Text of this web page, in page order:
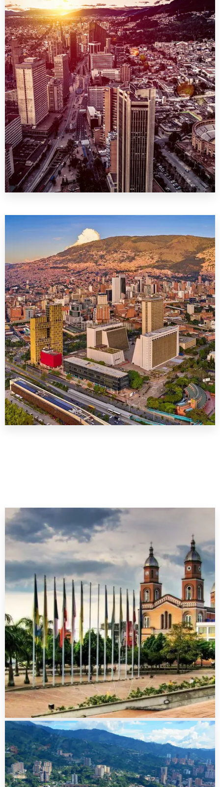
VER MÁS
Bogotá
VER MÁS
VER MÁS
0 Property
Armenia